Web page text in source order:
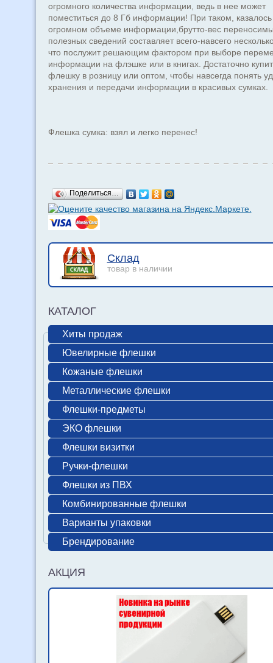
огромного количества информации, ведь в нее может
поместиться до 8 Гб информации! При таком,
огромном объеме информации,брутто-вес
полезных сведений составляет всего-навсего
что послужит решающим фактором при выборе
информации на флэшке или в книгах. Достаточно
флешку в розницу или оптом, чтобы навсегда понять
хранения и передачи информации в красивых сумках.
Флешка сумка: взял и легко перенес!
Поделиться…
Склад
товар в наличии
КАТАЛОГ
Хиты продаж
Ювелирные флешки
Кожаные флешки
Металлические флешки
Флешки-предметы
ЭКО флешки
Флешки визитки
Ручки-флешки
Флешки из ПВХ
Комбинированные флешки
Варианты упаковки
Брендирование
АКЦИЯ